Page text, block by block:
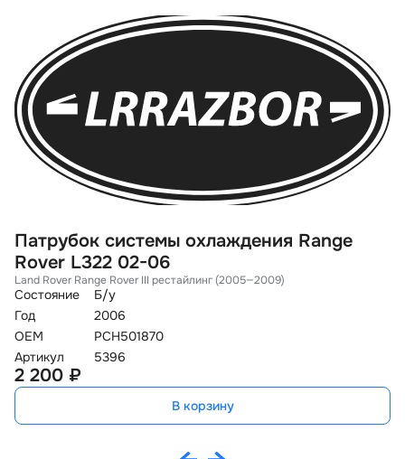
Патрубок системы охлаждения Range
Rover L322 02-06
Land Rover Range Rover III рестайлинг (2005—2009)
Состояние
Б/у
Год
2006
OEM
PCH501870
Артикул
5396
2 200 ₽
В корзину